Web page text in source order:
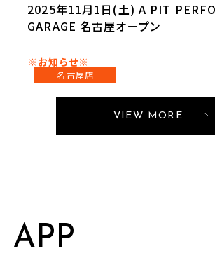
2025年11月1日(土) A PIT
GARAGE 名古屋オープン
※お知らせ※
名古屋店
VIEW MORE
APP